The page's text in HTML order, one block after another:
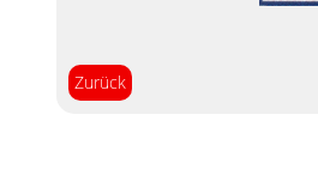
Zurück